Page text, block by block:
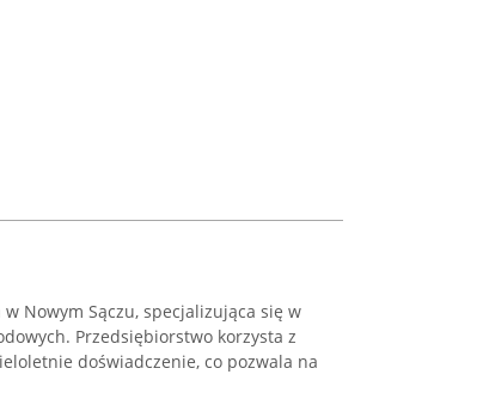
Nowym Sączu, specjalizująca się w
Przedsiębiorstwo korzysta z
doświadczenie, co pozwala na